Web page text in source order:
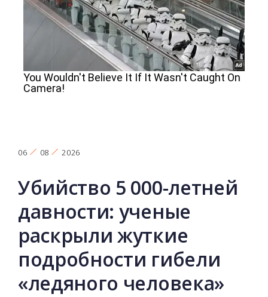
06 08 2026
Убийство 5 000-летней
давности: ученые
раскрыли жуткие
подробности гибели
«ледяного человека»